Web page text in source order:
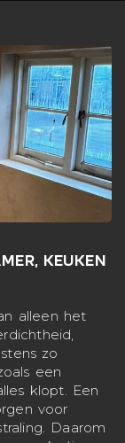
KEUKEN
alleen het
zo
een
klopt. Een
voor
Daarom